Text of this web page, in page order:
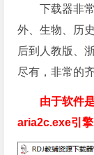
下载器非
外、生物、历
后到人教版、
尽有，非常的齐
由于软件
aria2c.exe引